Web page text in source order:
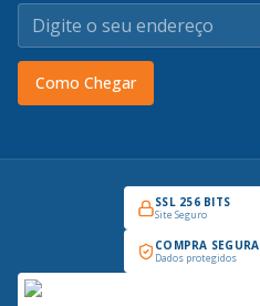
Como Chegar
SSL 256 BITS
Site Seguro
COMPRA SEGURA
Dados protegidos